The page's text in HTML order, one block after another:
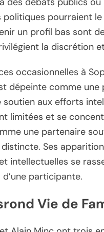
politiques pourraient
un profil bas sont
la discrétion
occasionnelles à
dépeinte comme
aux efforts
limitées et se
une partenaire
Ses
intellectuelles se
d’une participante.
Vie de